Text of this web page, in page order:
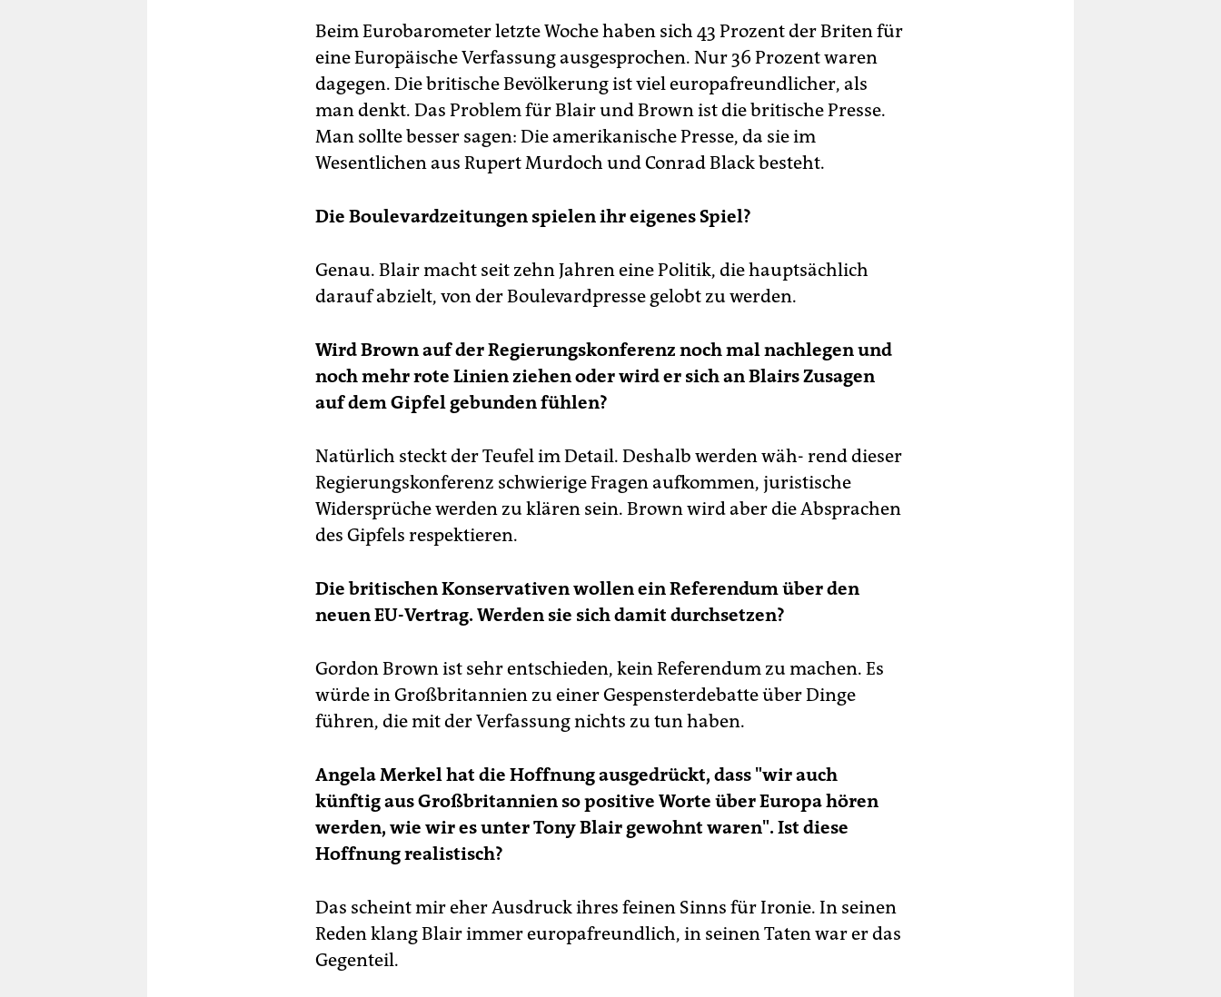
Beim Eurobarometer letzte Woche haben sich 43 Prozent der Briten für
eine Europäische Verfassung ausgesprochen. Nur 36 Prozent waren
dagegen. Die britische Bevölkerung ist viel europafreundlicher, als
man denkt. Das Problem für Blair und Brown ist die britische Presse.
Man sollte besser sagen: Die amerikanische Presse, da sie im
Wesentlichen aus Rupert Murdoch und Conrad Black besteht.
Die Boulevardzeitungen spielen ihr eigenes Spiel?
Genau. Blair macht seit zehn Jahren eine Politik, die hauptsächlich
darauf abzielt, von der Boulevardpresse gelobt zu werden.
Wird Brown auf der Regierungskonferenz noch mal nachlegen und
noch mehr rote Linien ziehen oder wird er sich an Blairs Zusagen
auf dem Gipfel gebunden fühlen?
Natürlich steckt der Teufel im Detail. Deshalb werden wäh- rend dieser
Regierungskonferenz schwierige Fragen aufkommen, juristische
Widersprüche werden zu klären sein. Brown wird aber die Absprachen
des Gipfels respektieren.
Die britischen Konservativen wollen ein Referendum über den
neuen EU-Vertrag. Werden sie sich damit durchsetzen?
Gordon Brown ist sehr entschieden, kein Referendum zu machen. Es
würde in Großbritannien zu einer Gespensterdebatte über Dinge
führen, die mit der Verfassung nichts zu tun haben.
Angela Merkel hat die Hoffnung ausgedrückt, dass "wir auch
künftig aus Großbritannien so positive Worte über Europa hören
werden, wie wir es unter Tony Blair gewohnt waren". Ist diese
Hoffnung realistisch?
Das scheint mir eher Ausdruck ihres feinen Sinns für Ironie. In seinen
Reden klang Blair immer europafreundlich, in seinen Taten war er das
Gegenteil.